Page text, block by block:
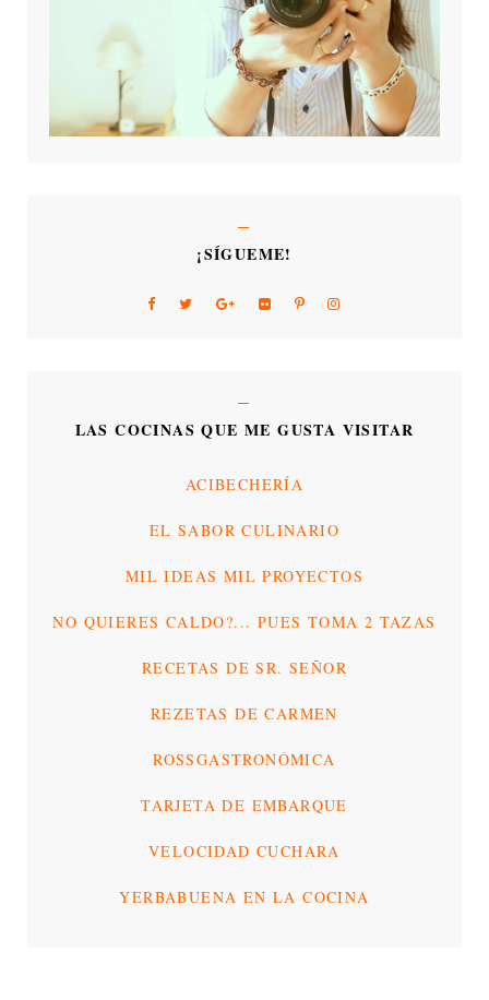
¡SÍGUEME!
LAS COCINAS QUE ME GUSTA VISITAR
ACIBECHERÍA
EL SABOR CULINARIO
MIL IDEAS MIL PROYECTOS
NO QUIERES CALDO?... PUES TOMA 2 TAZAS
RECETAS DE SR. SEÑOR
REZETAS DE CARMEN
ROSSGASTRONÓMICA
TARJETA DE EMBARQUE
VELOCIDAD CUCHARA
YERBABUENA EN LA COCINA